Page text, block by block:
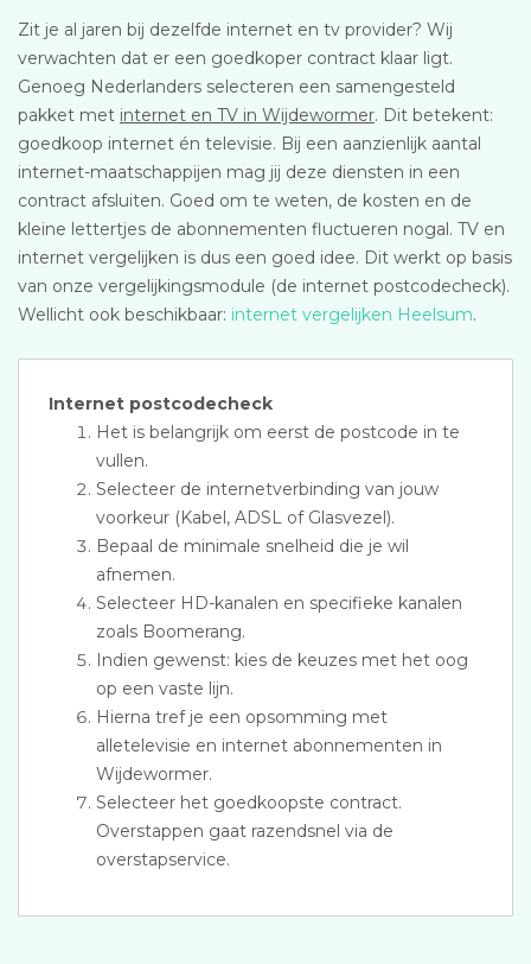
Zit je al jaren bij dezelfde internet en tv provider? Wij
verwachten dat er een goedkoper contract klaar ligt.
Genoeg Nederlanders selecteren een samengesteld
pakket met internet en TV in Wijdewormer. Dit betekent:
goedkoop internet én televisie. Bij een aanzienlijk aantal
internet-maatschappijen mag jij deze diensten in een
contract afsluiten. Goed om te weten, de kosten en de
kleine lettertjes de abonnementen fluctueren nogal. TV en
internet vergelijken is dus een goed idee. Dit werkt op basis
van onze vergelijkingsmodule (de internet postcodecheck).
Wellicht ook beschikbaar: internet vergelijken Heelsum.
Internet postcodecheck
Het is belangrijk om eerst de postcode in te
vullen.
Selecteer de internetverbinding van jouw
voorkeur (Kabel, ADSL of Glasvezel).
Bepaal de minimale snelheid die je wil
afnemen.
Selecteer HD-kanalen en specifieke kanalen
zoals Boomerang.
Indien gewenst: kies de keuzes met het oog
op een vaste lijn.
Hierna tref je een opsomming met
alletelevisie en internet abonnementen in
Wijdewormer.
Selecteer het goedkoopste contract.
Overstappen gaat razendsnel via de
overstapservice.